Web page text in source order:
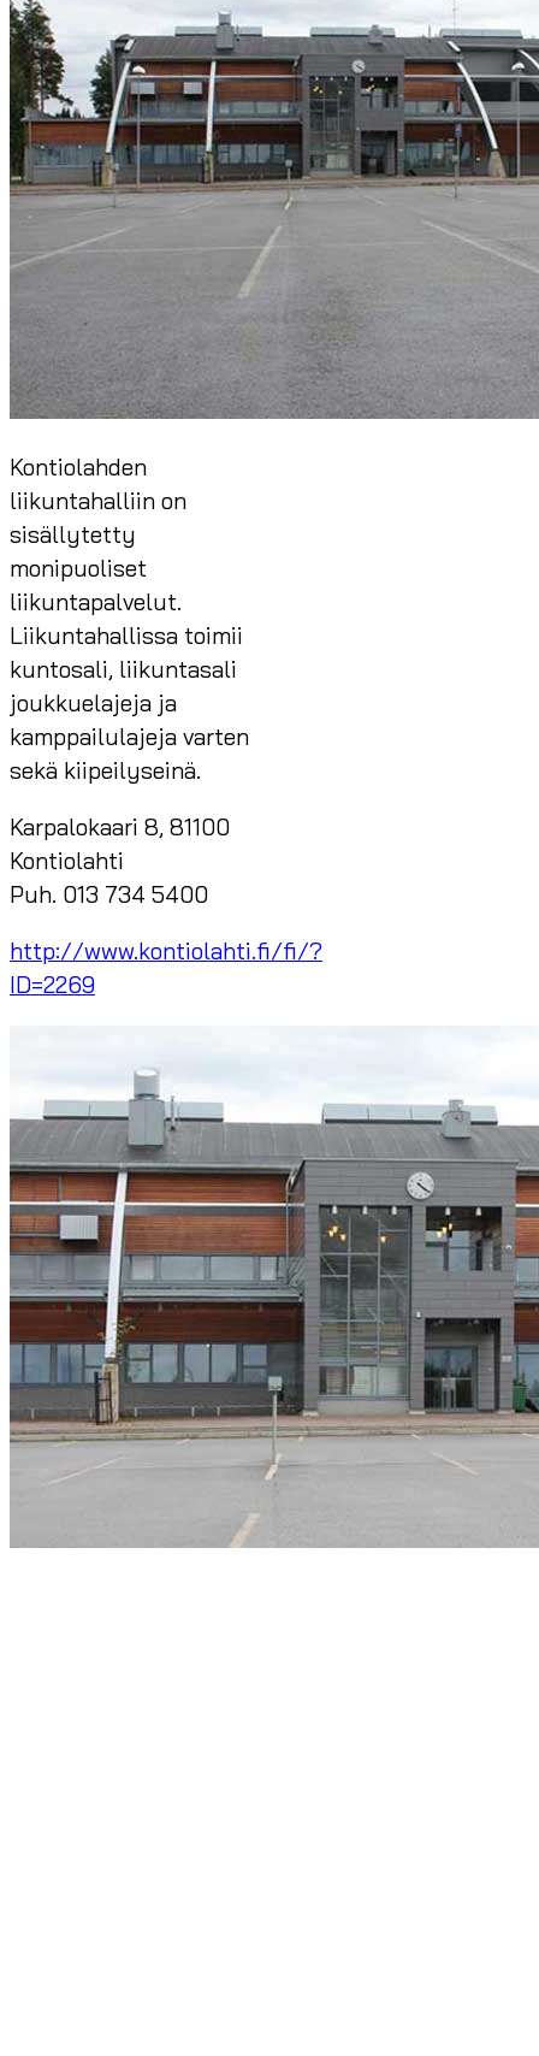
Kontiolahden
liikuntahalliin on
sisällytetty
monipuoliset
liikuntapalvelut.
Liikuntahallissa toimii
kuntosali, liikuntasali
joukkuelajeja ja
kamppailulajeja varten
sekä kiipeilyseinä.
Karpalokaari 8, 81100
Kontiolahti
Puh. 013 734 5400
http://www.kontiolahti.fi/fi/?
ID=2269